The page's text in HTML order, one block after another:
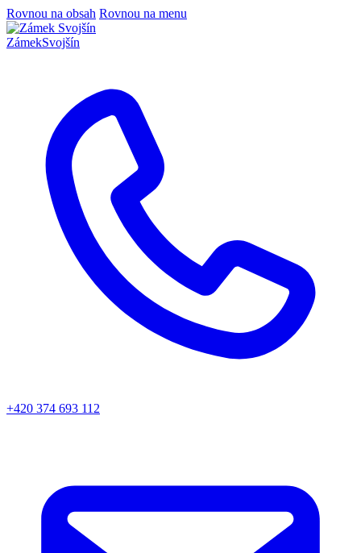
Rovnou na obsah Rovnou na menu
ZámekSvojšín
+420 374 693 112